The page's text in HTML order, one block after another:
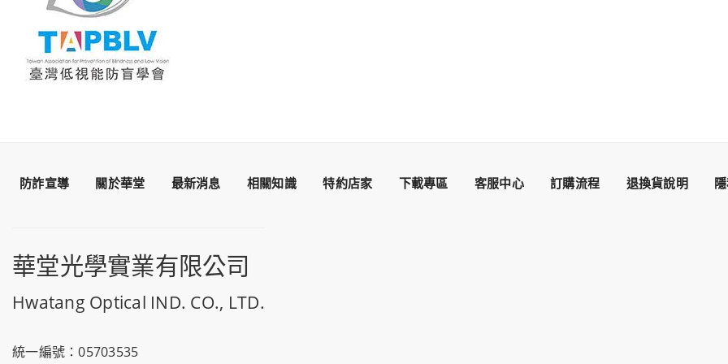
防詐宣導 關於華堂 最新消息 相關知識 特約店家 下載專區 客服中心 訂購流程 退換貨說明
華堂光學實業有限公司
Hwatang Optical IND. CO., LTD.
統一編號：05703535